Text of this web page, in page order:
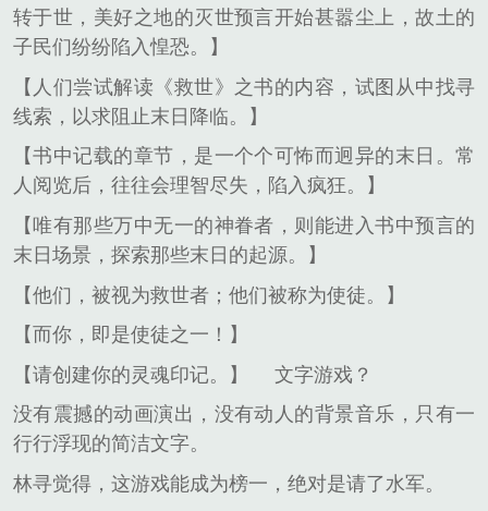
转于世，美好之地的灭世预言开始甚嚣尘上，故土的
子民们纷纷陷入惶恐。】
【人们尝试解读《救世》之书的内容，试图从中找寻
线索，以求阻止末日降临。】
【书中记载的章节，是一个个可怖而迥异的末日。常
人阅览后，往往会理智尽失，陷入疯狂。】
【唯有那些万中无一的神眷者，则能进入书中预言的
末日场景，探索那些末日的起源。】
【他们，被视为救世者；他们被称为使徒。】
【而你，即是使徒之一！】
【请创建你的灵魂印记。】
文字游戏？
没有震撼的动画演出，没有动人的背景音乐，只有一
行行浮现的简洁文字。
林寻觉得，这游戏能成为榜一，绝对是请了水军。